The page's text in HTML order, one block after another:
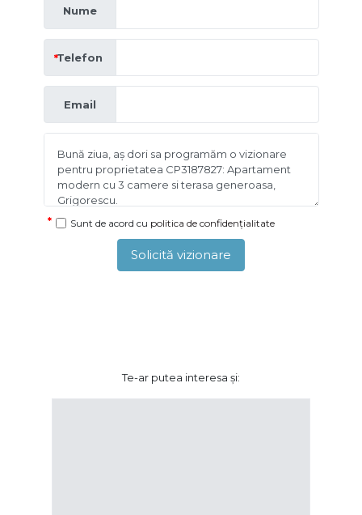
Nume
Telefon
Email
Sunt de acord cu politica de confidențialitate
Solicită vizionare
Te-ar putea interesa și: